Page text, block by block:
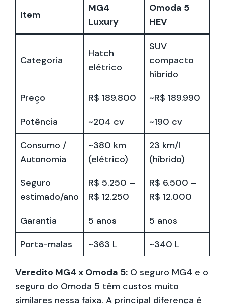
Item
MG4
Luxury
Omoda 5
HEV
Categoria
Hatch
elétrico
SUV
compacto
híbrido
Preço
R$ 189.800
~R$ 189.990
Potência
~204 cv
~190 cv
Consumo /
Autonomia
~380 km
(elétrico)
23 km/l
(híbrido)
Seguro
estimado/ano
R$ 5.250 –
R$ 12.250
R$ 6.500 –
R$ 12.000
Garantia
5 anos
5 anos
Porta-malas
~363 L ~340 L
Veredito MG4 x Omoda 5: O seguro MG4 e o
seguro do Omoda 5 têm custos muito
similares nessa faixa. A principal diferença é